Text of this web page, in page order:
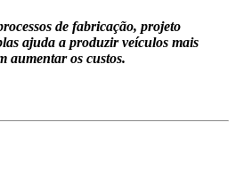
de fabricação, projeto
ajuda a produzir veículos mais
aumentar os custos.